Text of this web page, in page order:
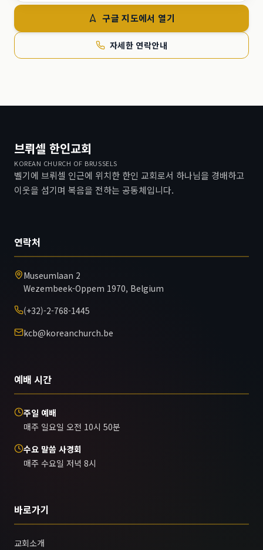
구글 지도에서 열기
자세한 연락안내
브뤼셀 한인교회
KOREAN CHURCH OF BRUSSELS
벨기에 브뤼셀 인근에 위치한 한인 교회로서 하나님을 경배하고
이웃을 섬기며 복음을 전하는 공동체입니다.
연락처
Museumlaan 2
Wezembeek-Oppem 1970, Belgium
(+32)-2-768-1445
kcb@koreanchurch.be
예배 시간
주일 예배
매주 일요일 오전 10시 50분
수요 말씀 사경회
매주 수요일 저녁 8시
바로가기
교회소개